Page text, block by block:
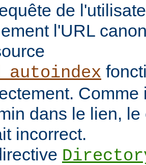
de
l'URL
dans le lien,
incorrect.